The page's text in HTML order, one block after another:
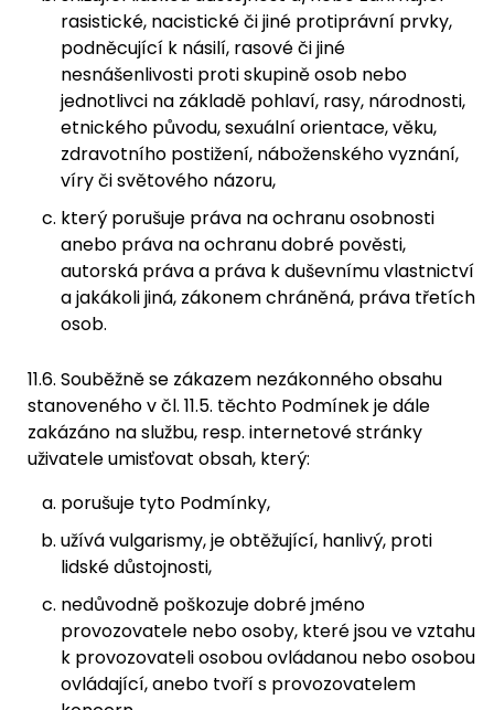
rasistické, nacistické či jiné protiprávní prvky,
podněcující k násilí, rasové či jiné
nesnášenlivosti proti skupině osob nebo
jednotlivci na základě pohlaví, rasy, národnosti,
etnického původu, sexuální orientace, věku,
zdravotního postižení, náboženského vyznání,
víry či světového názoru,
který porušuje práva na ochranu osobnosti
anebo práva na ochranu dobré pověsti,
autorská práva a práva k duševnímu vlastnictví
a jakákoli jiná, zákonem chráněná, práva třetích
osob.
11.6. Souběžně se zákazem nezákonného obsahu
stanoveného v čl. 11.5. těchto Podmínek je dále
zakázáno na službu, resp. internetové stránky
uživatele umisťovat obsah, který:
porušuje tyto Podmínky,
užívá vulgarismy, je obtěžující, hanlivý, proti
lidské důstojnosti,
nedůvodně poškozuje dobré jméno
provozovatele nebo osoby, které jsou ve vztahu
k provozovateli osobou ovládanou nebo osobou
ovládající, anebo tvoří s provozovatelem